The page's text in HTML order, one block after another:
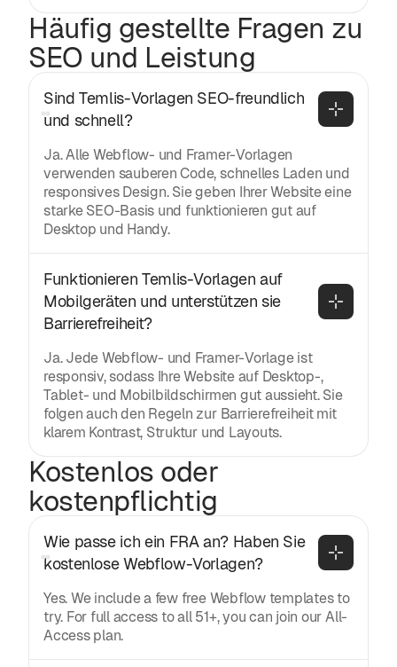
Häufig gestellte Fragen zu
SEO und Leistung
Sind Temlis-Vorlagen SEO-freundlich
und schnell?
Ja. Alle Webflow- und Framer-Vorlagen
verwenden sauberen Code, schnelles Laden und
responsives Design. Sie geben Ihrer Website eine
starke SEO-Basis und funktionieren gut auf
Desktop und Handy.
Funktionieren Temlis-Vorlagen auf
Mobilgeräten und unterstützen sie
Barrierefreiheit?
Ja. Jede Webflow- und Framer-Vorlage ist
responsiv, sodass Ihre Website auf Desktop-,
Tablet- und Mobilbildschirmen gut aussieht. Sie
folgen auch den Regeln zur Barrierefreiheit mit
klarem Kontrast, Struktur und Layouts.
Kostenlos oder
kostenpflichtig
Wie passe ich ein FRA an? Haben Sie
kostenlose Webflow-Vorlagen?
Yes. We include a few free Webflow templates to
try. For full access to all 51+, you can join our All-
Access plan.